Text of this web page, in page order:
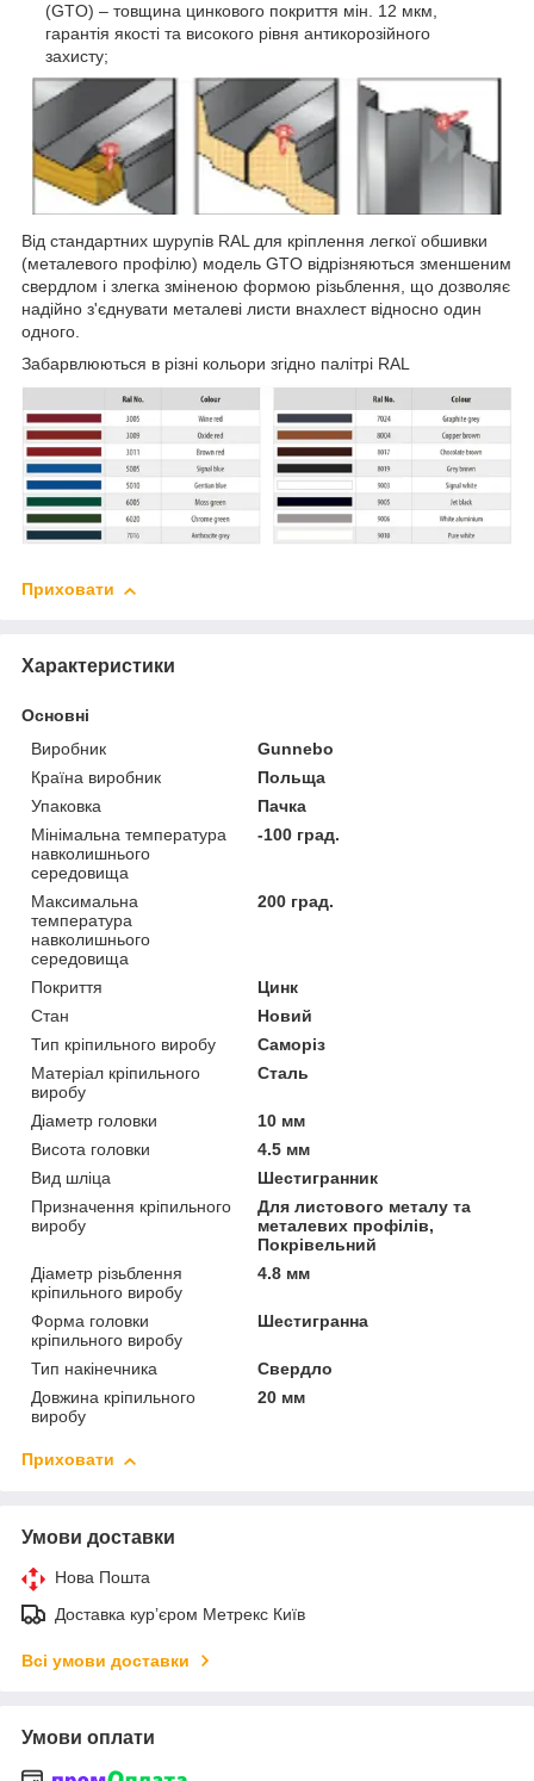
(GTO) – товщина цинкового покриття мін. 12 мкм,
гарантія якості та високого рівня антикорозійного
захисту;
Від стандартних шурупів RAL для кріплення легкої обшивки
(металевого профілю) модель GTO відрізняються зменшеним
свердлом і злегка зміненою формою різьблення, що дозволяє
надійно з'єднувати металеві листи внахлест відносно один
одного.
Забарвлюються в різні кольори згідно палітрі RAL
Приховати
Характеристики
Основні
Виробник
Gunnebo
Країна виробник
Польща
Упаковка
Пачка
Мінімальна температура
навколишнього
середовища
-100 град.
Максимальна
температура
навколишнього
середовища
200 град.
Покриття
Цинк
Стан
Новий
Тип кріпильного виробу
Саморіз
Матеріал кріпильного
виробу
Сталь
Діаметр головки
10 мм
Висота головки
4.5 мм
Вид шліца
Шестигранник
Призначення кріпильного
виробу
Для листового металу та
металевих профілів,
Покрівельний
Діаметр різьблення
кріпильного виробу
4.8 мм
Форма головки
кріпильного виробу
Шестигранна
Тип накінечника
Свердло
Довжина кріпильного
виробу
20 мм
Приховати
Умови доставки
Нова Пошта
Доставка курʼєром Метрекс Київ
Всі умови доставки
Умови оплати